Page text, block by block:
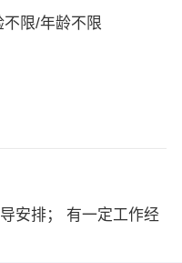
限/年龄不限
安排； 有一定工作经